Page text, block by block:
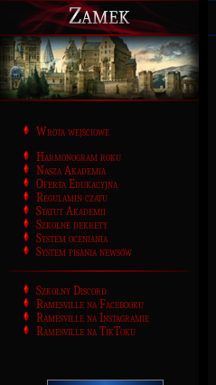
Zamek
Wrota wejściowe
Harmonogram roku
Nasza Akademia
Oferta Edukacyjna
Regulamin czatu
Statut Akademii
Szkolne dekrety
System oceniania
System pisania newsów
Szkolny Discord
Ramesville na Facebooku
Ramesville na Instagramie
Ramesville na TikToku